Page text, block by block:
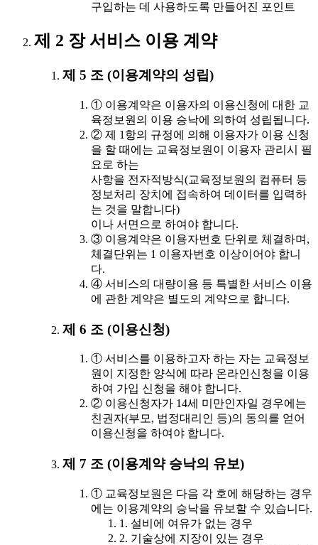
구입하는 데 사용하도록 만들어진 포인트
제 2 장 서비스 이용 계약
제 5 조 (이용계약의 성립)
① 이용계약은 이용자의 이용신청에 대한 교
육정보원의 이용 승낙에 의하여 성립됩니다.
② 제 1항의 규정에 의해 이용자가 이용 신청
을 할 때에는 교육정보원이 이용자 관리시 필
요로 하는
사항을 전자적방식(교육정보원의 컴퓨터 등
정보처리 장치에 접속하여 데이터를 입력하
는 것을 말합니다)
이나 서면으로 하여야 합니다.
③ 이용계약은 이용자번호 단위로 체결하며,
체결단위는 1 이용자번호 이상이어야 합니
다.
④ 서비스의 대량이용 등 특별한 서비스 이용
에 관한 계약은 별도의 계약으로 합니다.
제 6 조 (이용신청)
① 서비스를 이용하고자 하는 자는 교육정보
원이 지정한 양식에 따라 온라인신청을 이용
하여 가입 신청을 해야 합니다.
② 이용신청자가 14세 미만인자일 경우에는
친권자(부모, 법정대리인 등)의 동의를 얻어
이용신청을 하여야 합니다.
제 7 조 (이용계약 승낙의 유보)
① 교육정보원은 다음 각 호에 해당하는 경우
에는 이용계약의 승낙을 유보할 수 있습니다.
1. 설비에 여유가 없는 경우
2. 기술상에 지장이 있는 경우